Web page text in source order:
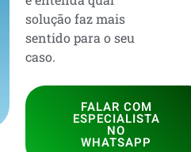
solução faz mais
sentido para o seu
caso.
FALAR COM
ESPECIALISTA
NO
WHATSAPP